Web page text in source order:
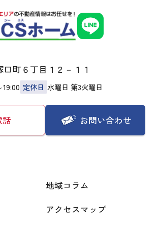
町６丁目１２－１１
19:00 定休日 水曜日 第3火曜日
話 お問い合わせ
地域コラム
アクセスマップ